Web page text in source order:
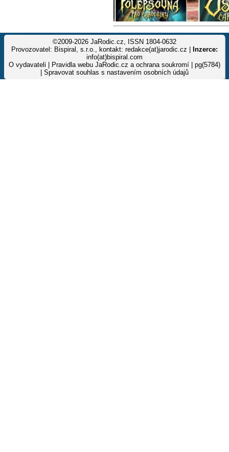
©2009-2026 JaRodic.cz, ISSN 1804-0632
Provozovatel: Bispiral, s.r.o., kontakt: redakce(at)jarodic.cz |
Inzerce:
info(at)bispiral.com
O vydavateli
Pravidla webu JaRodic.cz a ochrana soukromí | pg(5784)
Spravovat souhlas s nastavením osobních údajů